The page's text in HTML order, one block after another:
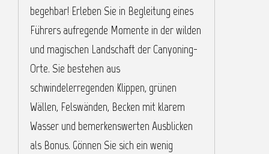
begehbar! Erleben Sie in Begleitung eines
Führers aufregende Momente in der wilden
und magischen Landschaft der Canyoning-
Orte. Sie bestehen aus
schwindelerregenden Klippen, grünen
Wällen, Felswänden, Becken mit klarem
Wasser und bemerkenswerten Ausblicken
als Bonus. Gönnen Sie sich ein wenig